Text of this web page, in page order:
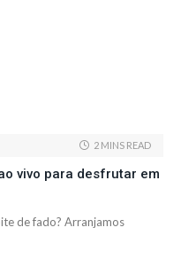
2 MINS READ
vivo para desfrutar em
de fado? Arranjamos